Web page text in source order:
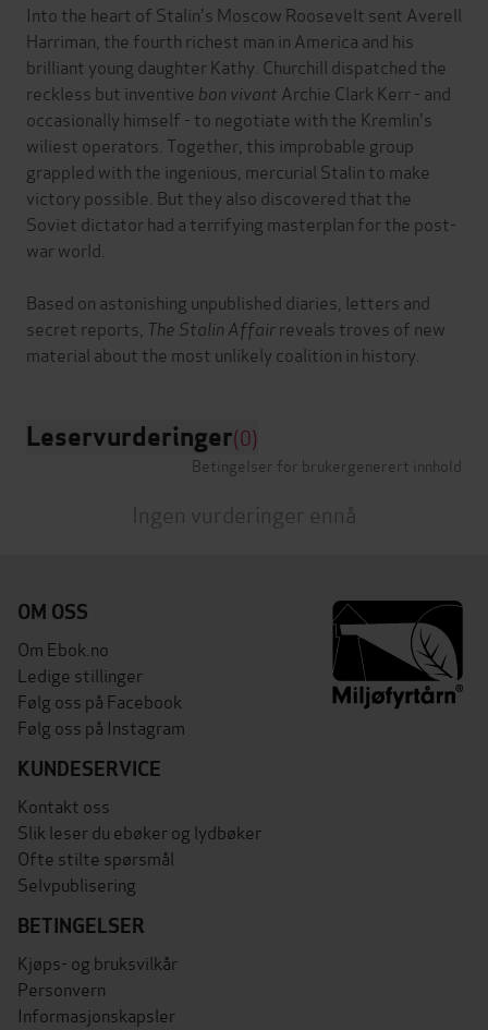
Into the heart of Stalin's Moscow Roosevelt sent Averell
Harriman, the fourth richest man in America and his
brilliant young daughter Kathy. Churchill dispatched the
reckless but inventive bon vivant Archie Clark Kerr - and
occasionally himself - to negotiate with the Kremlin's
wiliest operators. Together, this improbable group
grappled with the ingenious, mercurial Stalin to make
victory possible. But they also discovered that the
Soviet dictator had a terrifying masterplan for the post-
war world.
Based on astonishing unpublished diaries, letters and
secret reports, The Stalin Affairreveals troves of new
Leservurderinger(0)
Betingelser for brukergenerert innhold
Ingen vurderinger ennå
OM OSS
Om Ebok.no
Ledige stillinger
Følg oss på Facebook
Følg oss på Instagram
KUNDESERVICE
Kontakt oss
Slik leser du ebøker og lydbøker
Ofte stilte spørsmål
Selvpublisering
BETINGELSER
Kjøps- og bruksvilkår
Personvern
Informasjonskapsler